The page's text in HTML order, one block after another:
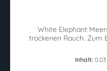
White Elephant
trockenen Rauch. Zum
Inhalt: